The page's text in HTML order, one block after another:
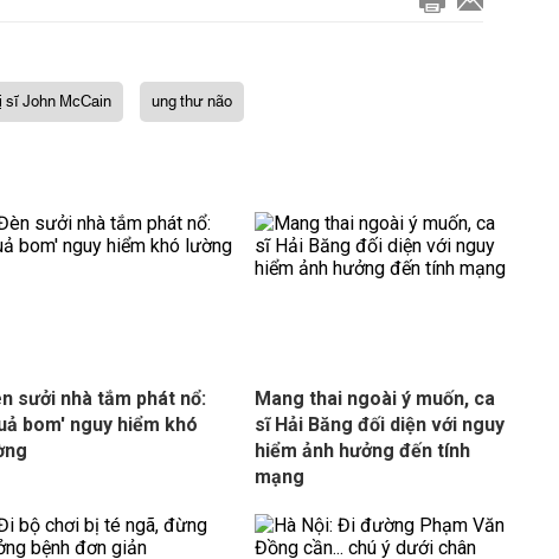
John McCain ung thư não
sưởi nhà tắm phát nổ:
bom' nguy hiểm khó
Mang thai ngoài ý muốn, ca
sĩ Hải Băng đối diện với nguy
hiểm ảnh hưởng đến tính
mạng